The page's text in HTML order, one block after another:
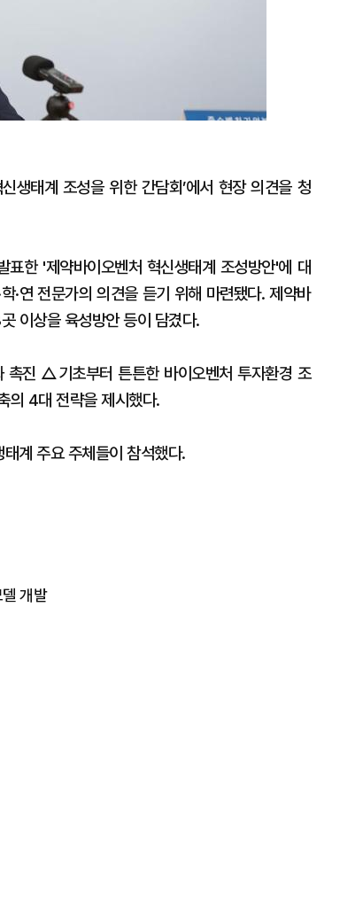
생태계 조성을 위한 간담회’에서 현장 의견을 청
한 '제약바이오벤처 혁신생태계 조성방안'에 대
·연 전문가의 의견을 듣기 위해 마련됐다. 제약바
이상을 육성방안 등이 담겼다.
진 △기초부터 튼튼한 바이오벤처 투자환경 조
4대 전략을 제시했다.
계 주요 주체들이 참석했다.
개발